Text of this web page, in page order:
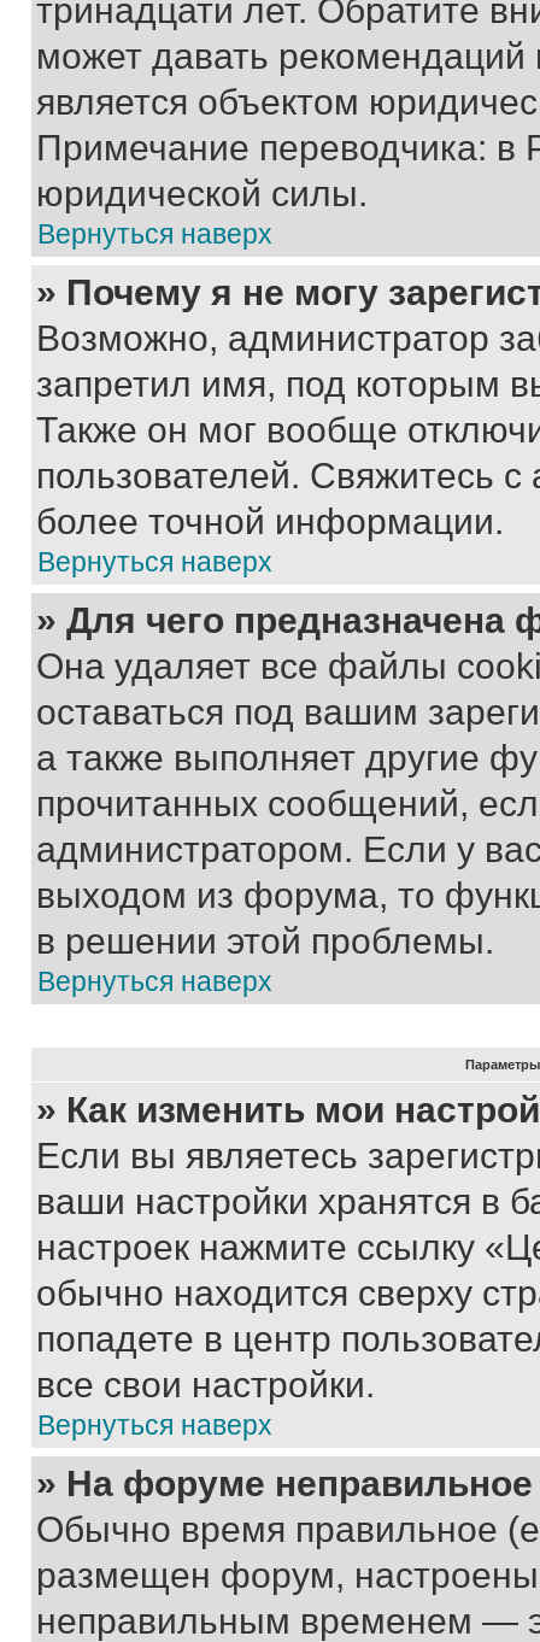
тринадцати лет. Обратите
может давать
является объектом
Примечание переводчика: в
юридической силы.
Вернуться наверх
» Почему я не могу
Возможно, администратор
запретил имя, под которым
Также он мог вообще
пользователей. Свяжитесь
более точной информации.
Вернуться наверх
» Для чего предназначена
Она удаляет все файлы
оставаться под вашим
а также выполняет другие
прочитанных сообщений,
администратором. Если у
выходом из форума, то
в решении этой проблемы.
Вернуться наверх
Параметры
» Как изменить мои
Если вы являетесь
ваши настройки хранятся в
настроек нажмите ссылку
обычно находится сверху
попадете в центр
все свои настройки.
Вернуться наверх
» На форуме
Обычно время правильное
размещен форум, настроены
неправильным временем —